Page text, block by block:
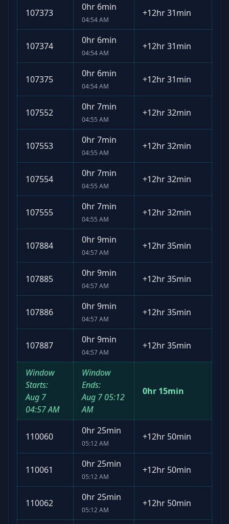
107373
0hr 6min
04:54 AM
+12hr 31min
107374
0hr 6min
04:54 AM
+12hr 31min
107375
0hr 6min
04:54 AM
+12hr 31min
107552
0hr 7min
04:55 AM
+12hr 32min
107553
0hr 7min
04:55 AM
+12hr 32min
107554
0hr 7min
04:55 AM
+12hr 32min
107555
0hr 7min
04:55 AM
+12hr 32min
107884
0hr 9min
04:57 AM
+12hr 35min
107885
0hr 9min
04:57 AM
+12hr 35min
107886
0hr 9min
04:57 AM
+12hr 35min
107887
0hr 9min
04:57 AM
+12hr 35min
Window
Starts:
Aug 7
04:57 AM
Window
Ends:
Aug 7 05:12
AM
0hr 15min
110060
0hr 25min
05:12 AM
+12hr 50min
110061
0hr 25min
05:12 AM
+12hr 50min
110062
0hr 25min
05:12 AM
+12hr 50min